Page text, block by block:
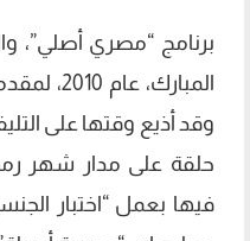
برنامج “مصري
المبارك،
حلقة على مدار شهر
فيها بعمل “اختبار